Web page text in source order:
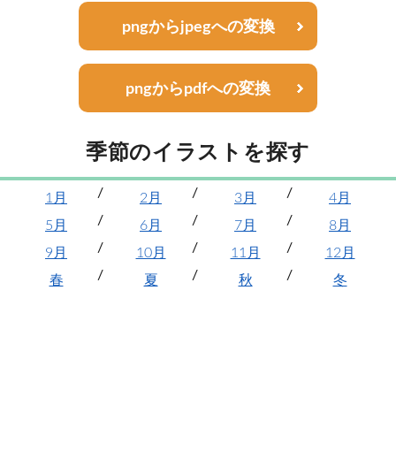
pngからjpegへの変換
pngからpdfへの変換
季節のイラストを探す
1月 2月 3月
4月
5月
6月 7月
8月
9月
10月 11月
12月
春
夏 秋 冬